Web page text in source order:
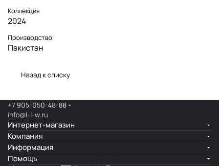
Коллекция
2024
Производство
Пакистан
Назад к списку
+7 905-050-48-88
info@l-l-w.ru
Интернет-магазин
Компания
Информация
Помощь